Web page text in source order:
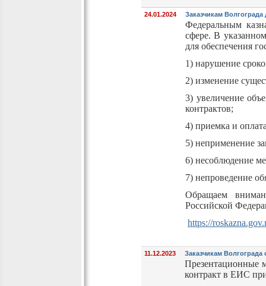
24.01.2024 Заказчикам
Федеральным
сфере. В
для обеспечения
1) нарушение
2) изменение
3) увеличение
контрактов;
4) приемка и
5) неприменение
6) несоблюдение
7) непроведение
Обращаем
Российской
https://
11.12.2023 Заказчикам
Презентационные
контракт в ЕИС